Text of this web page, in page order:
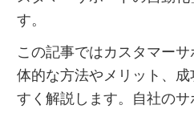
す。
この記事ではカスタマー
体的な方法やメリット、
すく解説します。自社の